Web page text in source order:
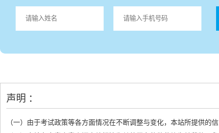
声明 ：
（一）由于考试政策等各方面情况在不断调整与变化，本站所提供的